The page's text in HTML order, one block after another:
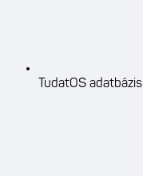
TudatOS adatbázis